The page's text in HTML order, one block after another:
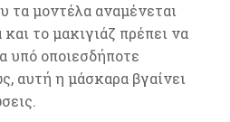
τα μοντέλα αναμένεται
το μακιγιάζ πρέπει να
υπό οποιεσδήποτε
αυτή η μάσκαρα βγαίνει